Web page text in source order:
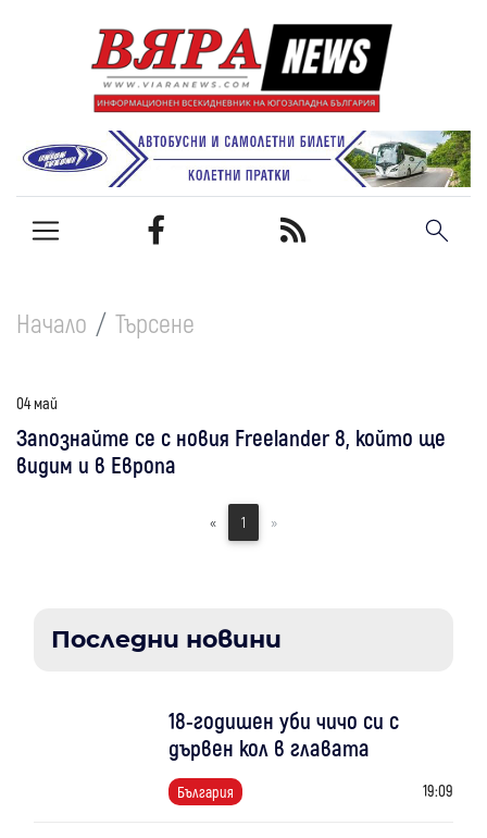
Начало Търсене
04 май
Запознайте се с новия Freelander 8, който ще
видим и в Европа
« 1 »
Последни новини
18-годишен уби чичо си с
дървен кол в главата
България 19:09